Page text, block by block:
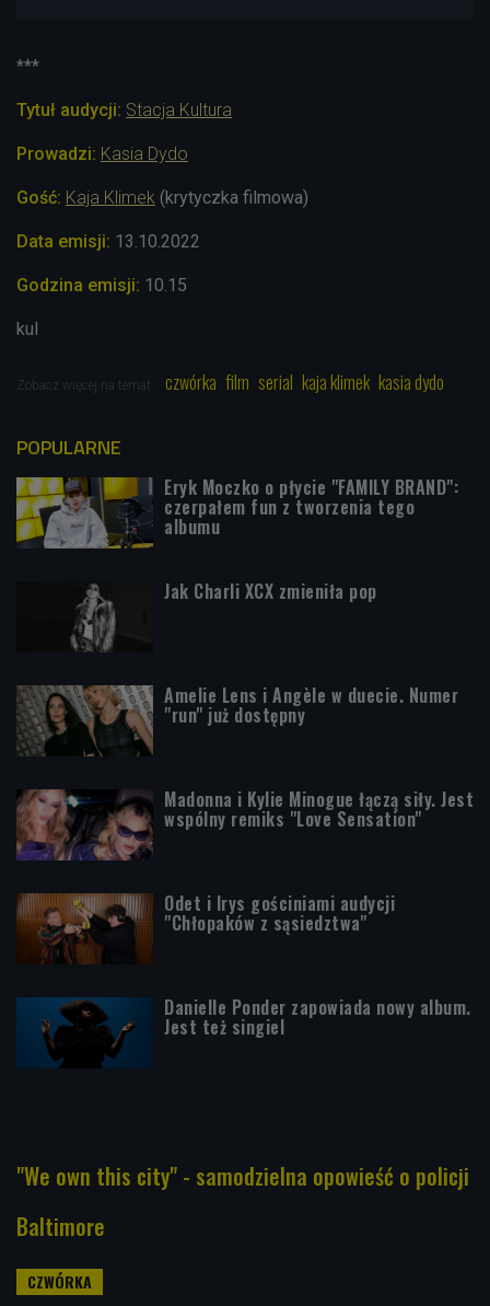
***
Tytuł audycji: Stacja Kultura
Prowadzi: Kasia Dydo
Gość: Kaja Klimek (krytyczka filmowa)
Data emisji: 13.10.2022
Godzina emisji: 10.15
kul
Zobacz więcej na temat: czwórka film serial kaja klimek kasia dydo
POPULARNE
Eryk Moczko o płycie "FAMILY BRAND":
czerpałem fun z tworzenia tego
albumu
Jak Charli XCX zmieniła pop
Amelie Lens i Angèle w duecie. Numer
"run" już dostępny
Madonna i Kylie Minogue łączą siły. Jest
wspólny remiks "Love Sensation"
Odet i Irys gościniami audycji
"Chłopaków z sąsiedztwa"
Danielle Ponder zapowiada nowy album.
Jest też singiel
"We own this city" - samodzielna opowieść o policji
Baltimore